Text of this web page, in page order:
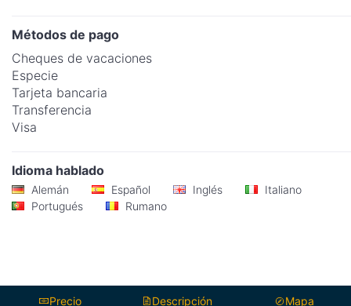
Precio Descripción Mapa
Métodos de pago
Cheques de vacaciones
Especie
Tarjeta bancaria
Transferencia
Visa
Idioma hablado
Alemán Español Inglés
Italiano
Portugués
Rumano